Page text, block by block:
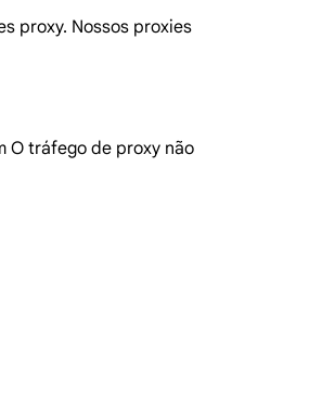
proxy. Nossos proxies
O tráfego de proxy não